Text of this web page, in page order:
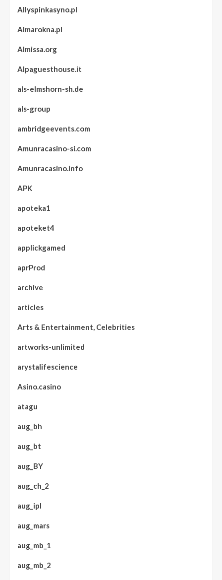
Allyspinkasyno.pl
Almarokna.pl
Almissa.org
Alpaguesthouse.it
als-elmshorn-sh.de
als-group
ambridgeevents.com
Amunracasino-si.com
Amunracasino.info
APK
apoteka1
apoteket4
applickgamed
aprProd
archive
articles
Arts & Entertainment, Celebrities
artworks-unlimited
arystalifescience
Asino.casino
atagu
aug_bh
aug_bt
aug_BY
aug_ch_2
aug_ipl
aug_mars
aug_mb_1
aug_mb_2